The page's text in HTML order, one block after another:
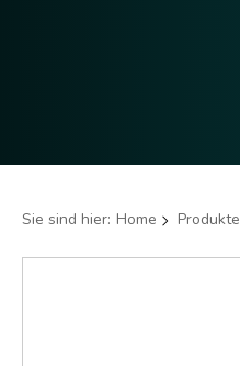
Sie sind hier: Home Produkte